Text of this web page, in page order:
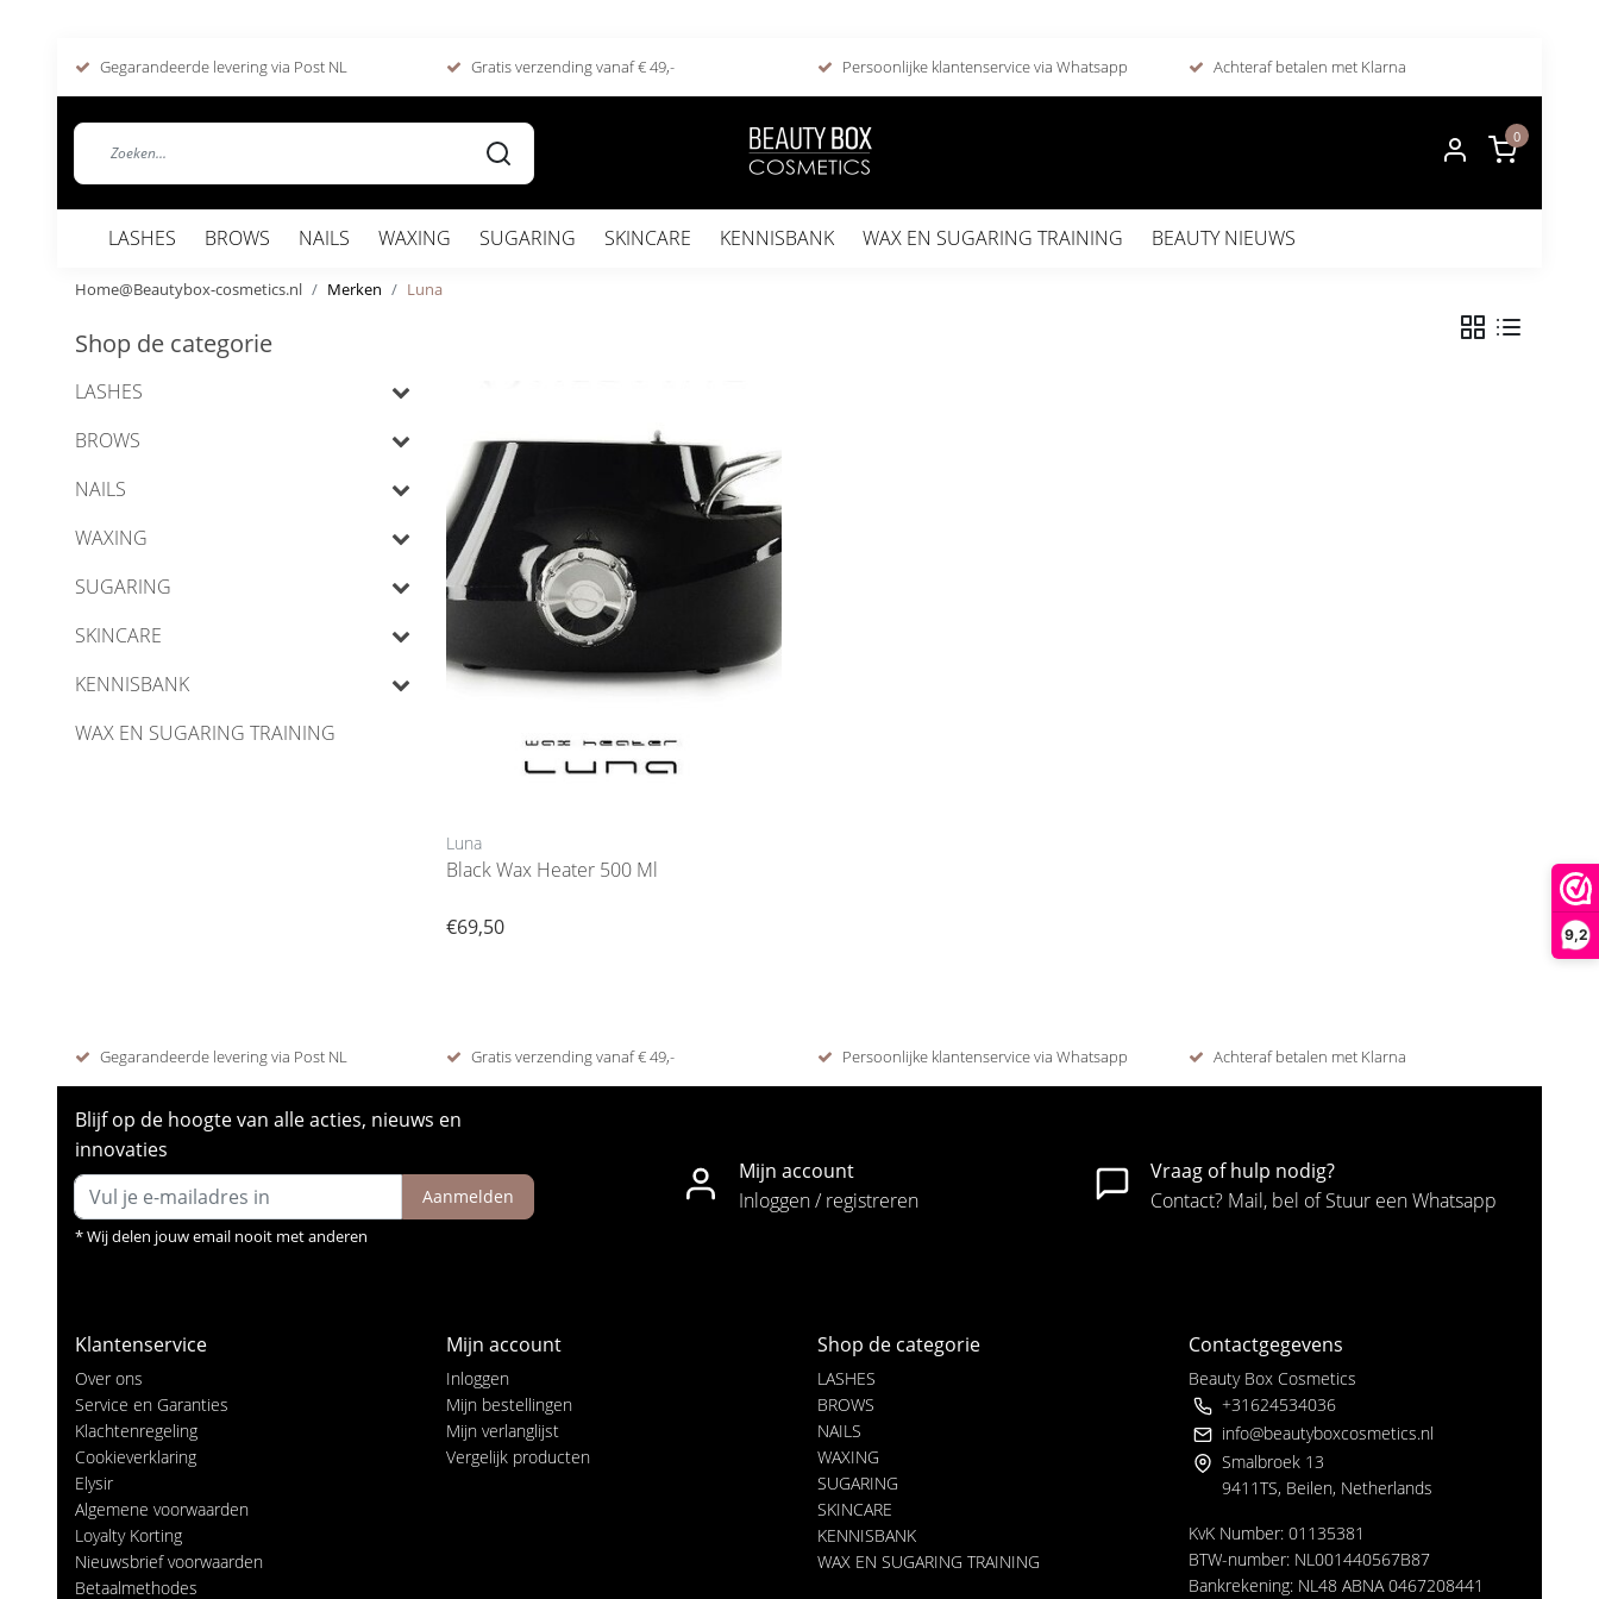
9,2
Gegarandeerde levering via Post NL Gratis verzending vanaf € 49,- Persoonlijke klantenservice via Whatsapp Achteraf betalen met Klarna
0
LASHES BROWS NAILS WAXING SUGARING SKINCARE KENNISBANK WAX EN SUGARING TRAINING BEAUTY NIEUWS
Home@Beautybox-cosmetics.nl Merken Luna
Shop de categorie
LASHES
BROWS
NAILS
WAXING
SUGARING
SKINCARE
KENNISBANK
WAX EN SUGARING TRAINING
Luna
Black Wax Heater 500 Ml
€69,50
Gegarandeerde levering via Post NL Gratis verzending vanaf € 49,- Persoonlijke klantenservice via Whatsapp Achteraf betalen met Klarna
Blijf op de hoogte van alle acties, nieuws en
innovaties
Aanmelden
* Wij delen jouw email nooit met anderen
Mijn account
Inloggen / registreren
Vraag of hulp nodig?
Contact? Mail, bel of Stuur een Whatsapp
Klantenservice
Over ons
Service en Garanties
Klachtenregeling
Cookieverklaring
Elysir
Algemene voorwaarden
Loyalty Korting
Nieuwsbrief voorwaarden
Betaalmethodes
Mijn account
Inloggen
Mijn bestellingen
Mijn verlanglijst
Vergelijk producten
Shop de categorie
LASHES
BROWS
NAILS
WAXING
SUGARING
SKINCARE
KENNISBANK
WAX EN SUGARING TRAINING
Contactgegevens
Beauty Box Cosmetics
+31624534036
info@beautyboxcosmetics.nl
Smalbroek 13
9411TS, Beilen, Netherlands
KvK Number: 01135381
BTW-number: NL001440567B87
Bankrekening: NL48 ABNA 0467208441